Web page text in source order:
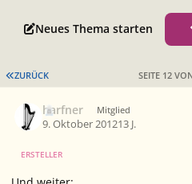
Neues Thema starten
ERSTE SEITE
ZURÜCK SEITE 12
harfner Mitglied
9. Oktober 201213 J.
ERSTELLER